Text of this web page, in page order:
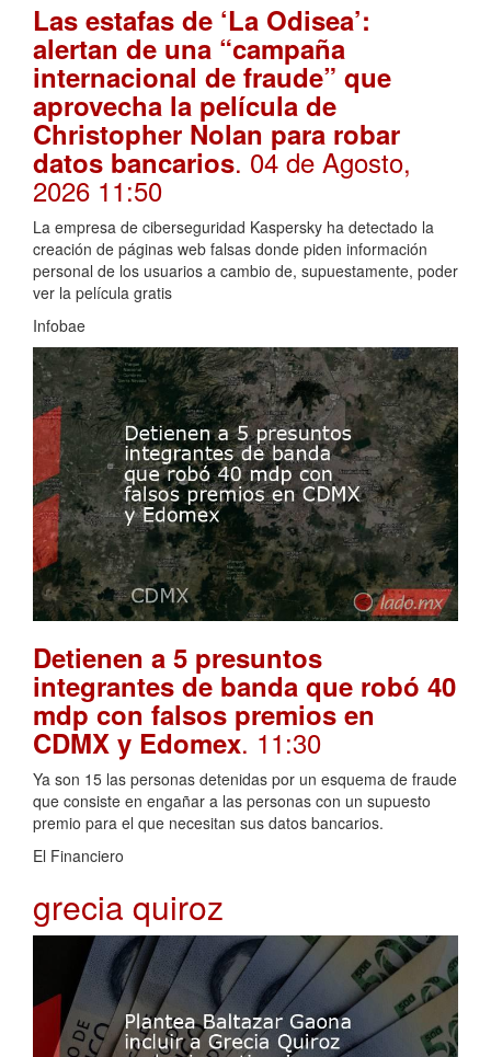
Las estafas de ‘La Odisea’:
alertan de una “campaña
internacional de fraude” que
aprovecha la película de
Christopher Nolan para robar
datos bancarios. 04 de Agosto,
2026 11:50
La empresa de ciberseguridad Kaspersky ha detectado la
creación de páginas web falsas donde piden información
personal de los usuarios a cambio de, supuestamente, poder
ver la película gratis
Infobae
Detienen a 5 presuntos
integrantes de banda que robó 40
mdp con falsos premios en
CDMX y Edomex. 11:30
Ya son 15 las personas detenidas por un esquema de fraude
que consiste en engañar a las personas con un supuesto
premio para el que necesitan sus datos bancarios.
El Financiero
grecia quiroz